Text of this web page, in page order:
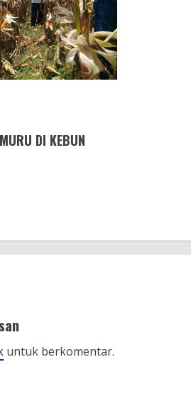
DI KEBUN
untuk berkomentar.